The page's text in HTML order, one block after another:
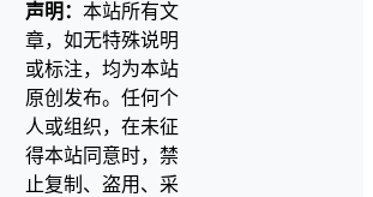
声明： 本站所有文
章，如无特殊说明
或标注，均为本站
原创发布。任何个
人或组织，在未征
得本站同意时，禁
止复制、盗用、采